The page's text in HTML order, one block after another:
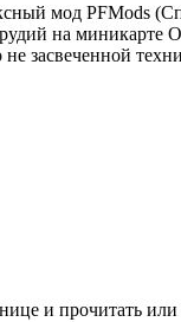
мод
на
засвеченной
и прочитать